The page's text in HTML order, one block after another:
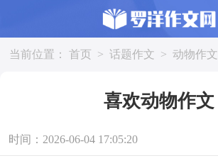
当前位置： 首页 > 话题作文 > 动物作文
喜欢动物作文
时间：2026-06-04 17:05:20